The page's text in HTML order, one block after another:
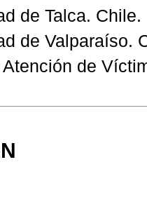
de Talca. Chile.
de Valparaíso.
de